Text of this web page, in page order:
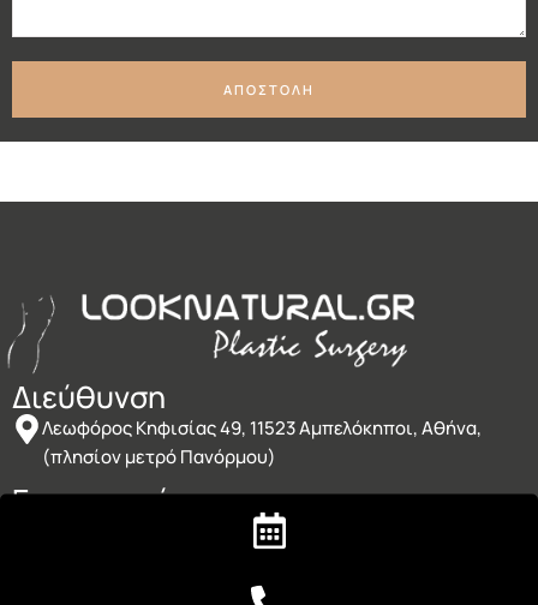
ΑΠΟΣΤΟΛΗ
Διεύθυνση
Λεωφόρος Κηφισίας 49, 11523 Αμπελόκηποι, Αθήνα,
(πλησίον μετρό Πανόρμου)
Επικοινωνία